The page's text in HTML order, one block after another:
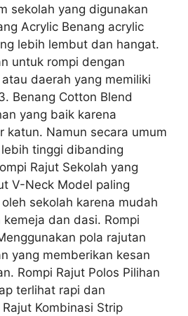
sekolah yang digunakan
Acrylic Benang acrylic
lebih lembut dan hangat.
untuk rompi dengan
daerah yang memiliki
Benang Cotton Blend
yang baik karena
katun. Namun secara umum
tinggi dibanding
Rajut Sekolah yang
V-Neck Model paling
sekolah karena mudah
dan dasi. Rompi
pola rajutan
yang memberikan kesan
Rompi Rajut Polos Pilihan
terlihat rapi dan
Kombinasi Strip